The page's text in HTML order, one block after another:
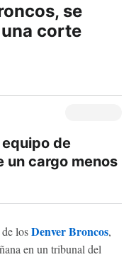
se
corte
de
un cargo menos
losDenver Broncos,
en un tribunal del